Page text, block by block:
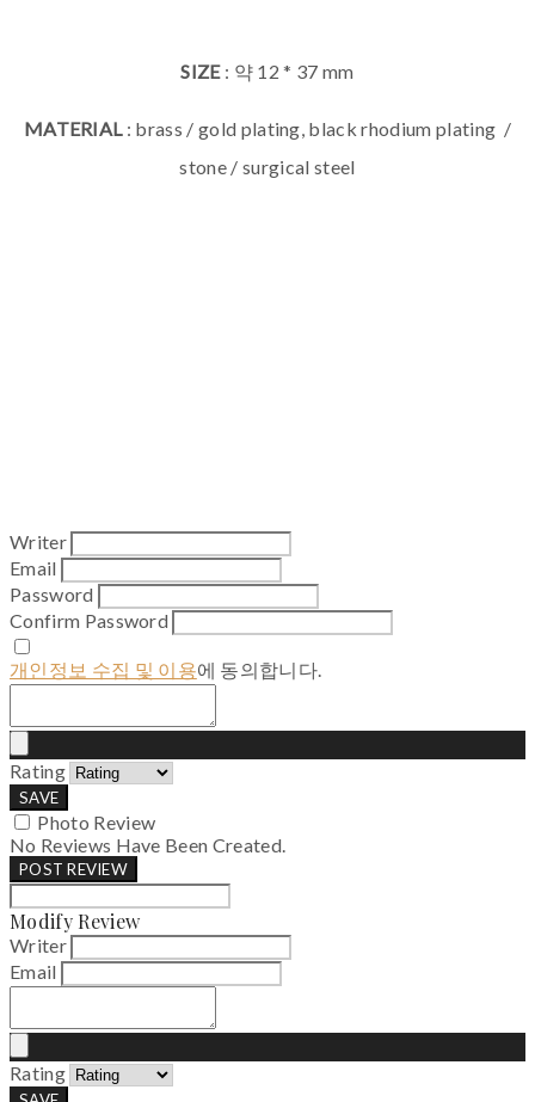
SIZE: 약 12 * 37 mm
MATERIAL: brass / gold plating, black rhodium plating /
stone / surgical steel
Writer
Email
Password
Confirm Password
개인정보 수집 및 이용에 동의합니다.
Rating
SAVE
Photo Review
No Reviews Have Been Created.
POST REVIEW
Modify Review
Writer
Email
Rating